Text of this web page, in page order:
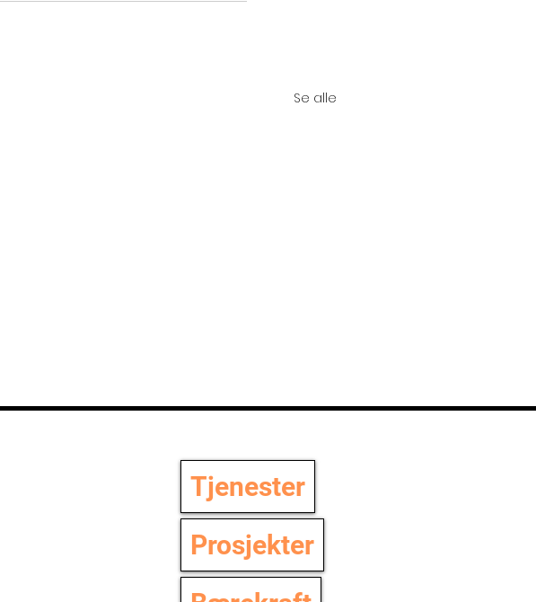
Se alle
Fornyelse av Rørosbanen:
En Dag Bak Kulissene på
Haltdalen Stasjon
Tjenester
Prosjekter